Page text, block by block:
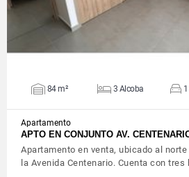
84 m² 3 Alcoba
Apartamento
APTO EN CONJUNTO AV.
Apartamento en venta, ubicado al
la Avenida Centenario. Cuenta con